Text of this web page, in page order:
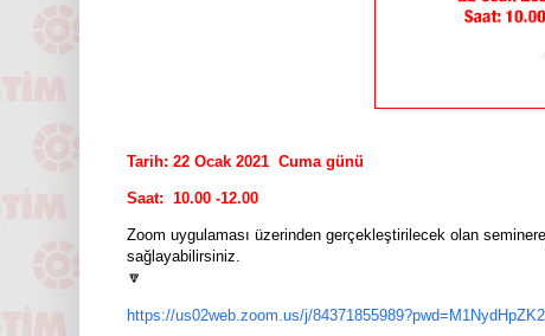
Tarih: 22 Ocak 2021 Cuma günü
Saat: 10.00 -12.00
Zoom uygulaması üzerinden gerçekleştirilecek olan
sağlayabilirsiniz.
🔽
https://us02web.zoom.us/j/